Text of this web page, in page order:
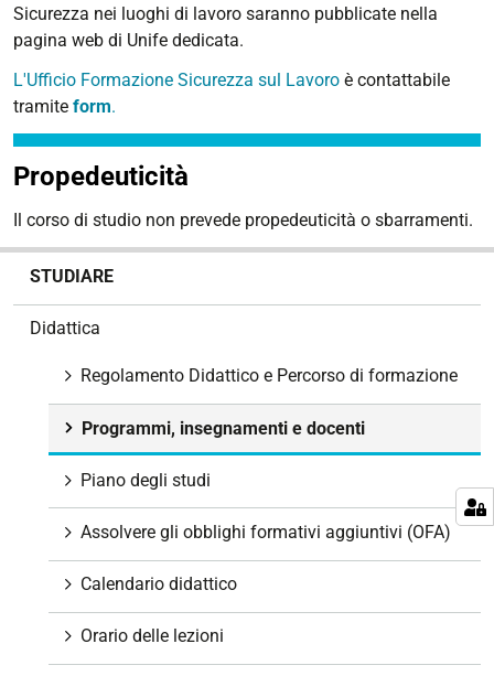
Sicurezza nei luoghi di lavoro saranno pubblicate nella
pagina web di Unife dedicata.
L'Ufficio Formazione Sicurezza sul Lavoro è contattabile
tramite form.
Propedeuticità
Il corso di studio non prevede propedeuticità o sbarramenti.
STUDIARE
Didattica
Regolamento Didattico e Percorso di formazione
Programmi, insegnamenti e docenti
Piano degli studi
Assolvere gli obblighi formativi aggiuntivi (OFA)
Calendario didattico
Orario delle lezioni